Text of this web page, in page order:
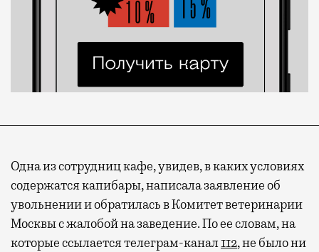
Одна из сотрудниц кафе, увидев, в каких условиях
содержатся капибары, написала заявление об
увольнении и обратилась в Комитет ветеринарии
Москвы с жалобой на заведение. По ее словам, на
которые ссылается телеграм-канал112, не было ни